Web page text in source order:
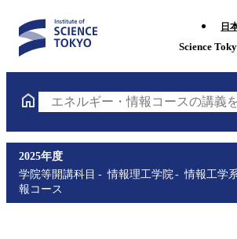
日
Science
エネルギー・情報コースの講義
2025年度
学院等開講科目
情報理工学院 情報工学
報コース